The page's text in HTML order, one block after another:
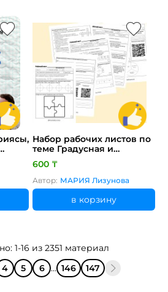
Набор рабочих листов по
теме Градусная и
радианная меры углов
алгебра 9 класс Лизунова
М.Н.
600 ₸
Автор: МАРИЯ Лизунова
в корзину
1-16 из 2351 материал
4 5 6 ... 146 147